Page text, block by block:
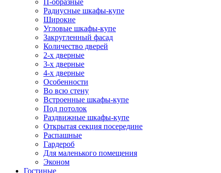
П-образные
Радиусные шкафы-купе
Широкие
Угловые шкафы-купе
Закругленный фасад
Количество дверей
2-х дверные
3-х дверные
4-х дверные
Особенности
Во всю стену
Встроенные шкафы-купе
Под потолок
Раздвижные шкафы-купе
Открытая секция посередине
Распашные
Гардероб
Для маленького помещения
Эконом
Гостиные